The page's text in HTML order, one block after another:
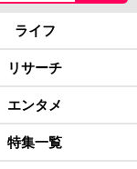
ライフ
リサーチ
エンタメ
特集一覧